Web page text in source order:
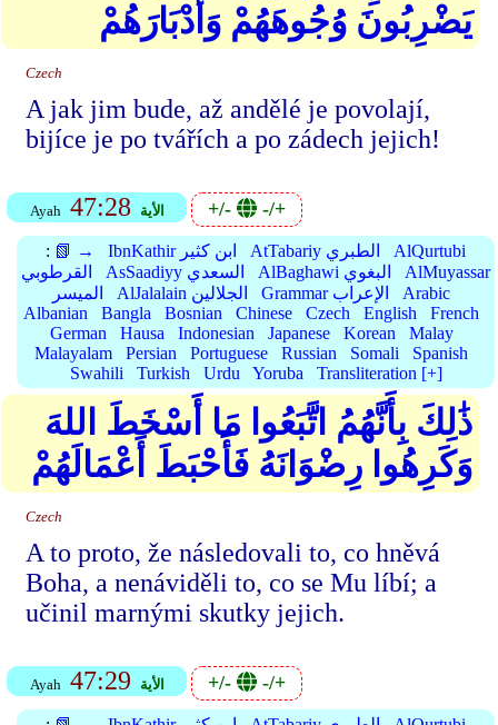
يَضْرِبُونَ وُجُوهَهُمْ وَأَدْبَارَهُمْ
Czech
A jak jim bude, až andělé je povolají,
bijíce je po tvářích a po zádech jejich!
Ayah 47:28 الأية +/- -/+
: 📗 → IbnKathir ابن كثير AtTabariy الطبري
AlQurtubi
القرطوبي
AsSaadiyy السعدي AlBaghawi البغوي
AlMuyassar
الميسر
AlJalalain الجلالين Grammar الإعراب
Arabic
Albanian
Bangla Bosnian Chinese Czech English
French
German
Hausa Indonesian Japanese Korean
Malay
Malayalam
Persian Portuguese Russian Somali
Spanish
Swahili
Turkish Urdu Yoruba Transliteration [+]
ذَٰلِكَ بِأَنَّهُمُ اتَّبَعُوا مَا أَسْخَطَ اللهَ
وَكَرِهُوا رِضْوَانَهُ فَأَحْبَطَ أَعْمَالَهُمْ
Czech
A to proto, že následovali to, co hněvá
Boha, a nenáviděli to, co se Mu líbí; a
učinil marnými skutky jejich.
Ayah 47:29 الأية +/- -/+